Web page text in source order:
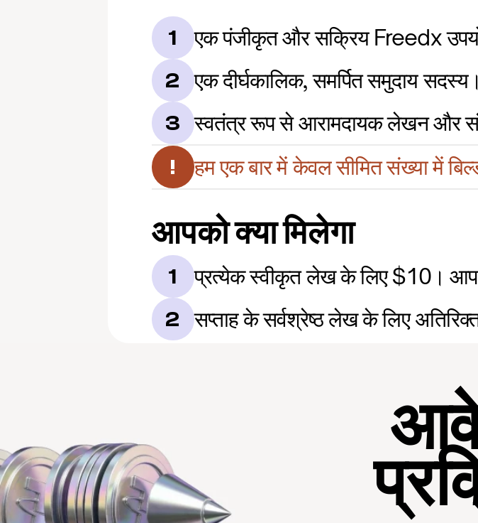
1 एक पंजीकृत और सक्रिय Freedx
2 एक दीर्घकालिक, समर्पित समुदाय सदस्य।
3 स्वतंत्र रूप से आरामदायक लेखन और
! हम एक बार में केवल सीमित संख्या में
आपको क्या मिलेगा
1 प्रत्येक स्वीकृत लेख के लिए $10।
2 सप्ताह के सर्वश्रेष्ठ लेख के लिए